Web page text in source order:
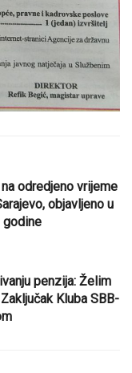
odredjeno vrijeme
objavljeno u
godine
penzija: Želim
Kluba SBB-